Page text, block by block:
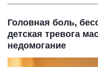
Головная боль,
детская тревога
недомогание